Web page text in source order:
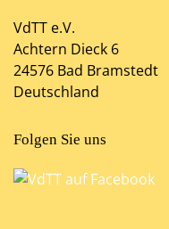
VdTT e.V.
Achtern Dieck 6
24576 Bad Bramstedt
Deutschland
Folgen Sie uns